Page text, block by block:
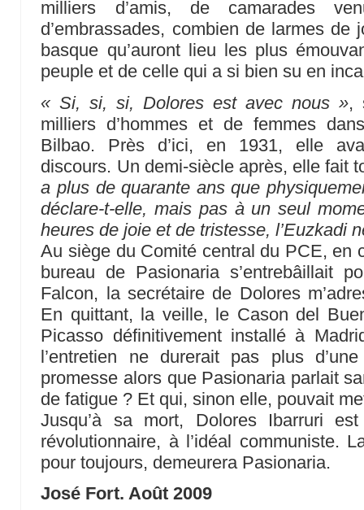
milliers d’amis, de camarades
d’embrassades, combien de larmes de
basque qu’auront lieu les plus
peuple et de celle qui a si bien su en
« Si, si, si, Dolores est avec nous »,
milliers d’hommes et de femmes
Bilbao. Près d’ici, en 1931, elle
discours. Un demi-siècle après, elle fait
a plus de quarante ans que
déclare-t-elle, mais pas à un seul
heures de joie et de tristesse, l’Euzkadi
Au siège du Comité central du PCE, en
bureau de Pasionaria s’entrebâillait
Falcon, la secrétaire de Dolores
En quittant, la veille, le Cason del
Picasso définitivement installé à
l’entretien ne durerait pas plus
promesse alors que Pasionaria parlait
de fatigue ? Et qui, sinon elle, pouvait
Jusqu’à sa mort, Dolores Ibarruri
révolutionnaire, à l’idéal communiste.
pour toujours, demeurera Pasionaria.
José Fort. Août 2009